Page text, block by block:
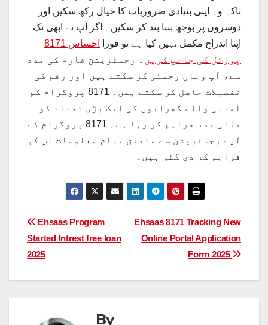
تاکہ وہ اپنی بنیادی ضروریات کا خیال رکھ سکیں اور
دوسروں پر بوجھ بننا بند کر سکیں۔ اگر آپ نے ابھی تک
اپنا اندراج مکمل نہیں کیا ہے تو فورا
احساس 8171
پورٹل کی جانچ کریں
۔ رجسٹریشن فارم کی مدد
سے، آپ وہاں رجسٹر کر سکتے ہیں اور رقم کی
تفصیلات حاصل کر سکتے ہیں۔ 8171 پروگرام کم
آمدنی والے گھرانوں کی ایک بڑی تعداد کو
مالی مدد فراہم کر رہا ہے۔ 8171 پروگرام کے
لیے رجسٹریشن سے متعلق تمام معلومات آپ کو
فراہم کر دی گئی ہیں۔
Post
navigation
Ehsaas 8171 Tracking New
Online Portal Application
Form 2025
Ehsaas Program
Started Intrest free loan
2025
By